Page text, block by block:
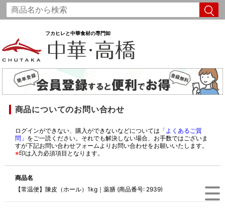
フカヒレと中華食材の専門卸
商品についてのお問い合わせ
ログインができない、購入ができないなどについては 「よくあるご質
問」 をご一読ください。それでも解決しない場合、お手数ではございま
すが下記お問い合わせフォームよりお問い合わせをお願いいたします。
※印は入力必須項目となります。
商品名
【常温便】陳皮（ホール）1kg｜薬膳 (商品番号: 2939)